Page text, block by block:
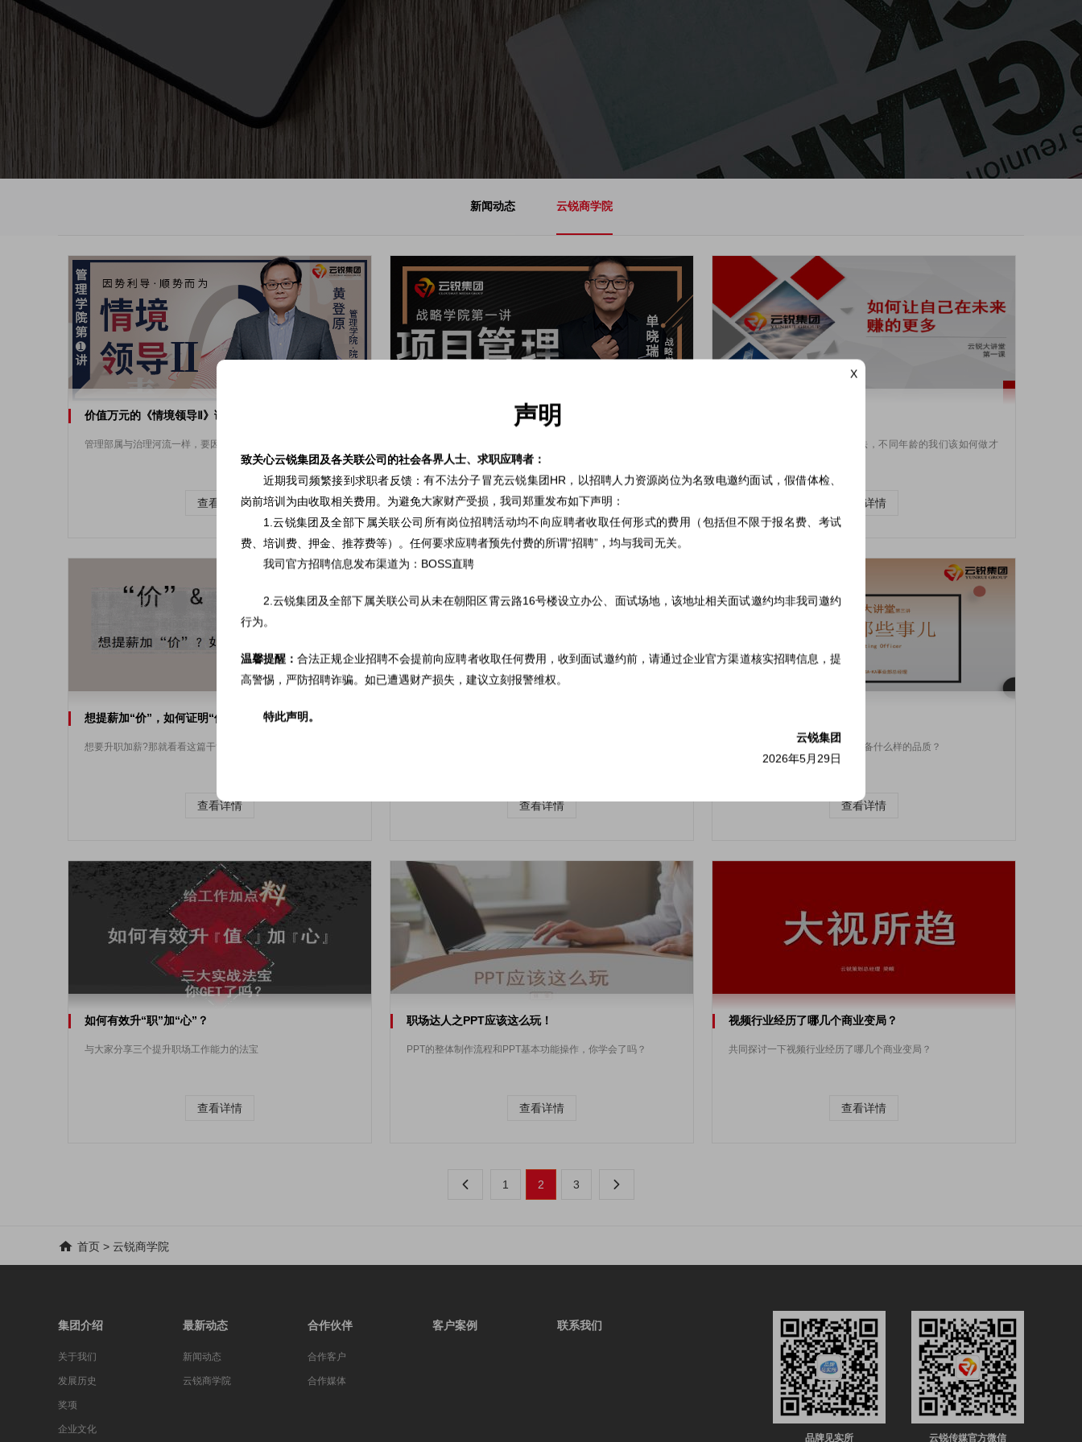
X
声明
致关心云锐集团及各关联公司的社会各界人士、求职应聘者：
近期我司频繁接到求职者反馈：有不法分子冒充云锐集团HR，以招聘人力资源岗位为名致电邀约面试，假借体检、
岗前培训为由收取相关费用。为避免大家财产受损，我司郑重发布如下声明：
1.云锐集团及全部下属关联公司所有岗位招聘活动均不向应聘者收取任何形式的费用（包括但不限于报名费、考试
费、培训费、押金、推荐费等）。任何要求应聘者预先付费的所谓“招聘”，均与我司无关。
我司官方招聘信息发布渠道为：BOSS直聘
2.云锐集团及全部下属关联公司从未在朝阳区霄云路16号楼设立办公、面试场地，该地址相关面试邀约均非我司邀约
行为。
温馨提醒：合法正规企业招聘不会提前向应聘者收取任何费用，收到面试邀约前，请通过企业官方渠道核实招聘信息，提
高警惕，严防招聘诈骗。如已遭遇财产损失，建议立刻报警维权。
特此声明。
云锐集团
2026年5月29日
新闻动态 云锐商学院
价值万元的《情境领导Ⅱ》课程，点击查看！
管理部属与治理河流一样，要因势利导，顺势而为。
查看详情
项目管理之如何整体控盘？
晓瑞开启了战略学院别开生面的第一讲——《项目管理之如何
整体控盘？》，看看单晓瑞CEO都讲了什么？
查看详情
普通人就该有普通人的挣钱办法，不同年龄的我们该如何做才
查看详情
想提薪加“价”，如何证明“值”
想要升职加薪?那就看看这篇干货吧~
查看详情 查看详情
如何做好运营，一个好运营该具备什么样的品质？
查看详情
如何有效升“职”加“心”？
与大家分享三个提升职场工作能力的法宝
查看详情
职场达人之PPT应该这么玩！
PPT的整体制作流程和PPT基本功能操作，你学会了吗？
查看详情
视频行业经历了哪几个商业变局？
共同探讨一下视频行业经历了哪几个商业变局？
查看详情
 1 2 3 
首页 > 云锐商学院
集团介绍
关于我们
发展历史
奖项
企业文化
最新动态
新闻动态
云锐商学院
合作伙伴
合作客户
合作媒体
客户案例 联系我们
云锐传媒官方微信
品牌见实所